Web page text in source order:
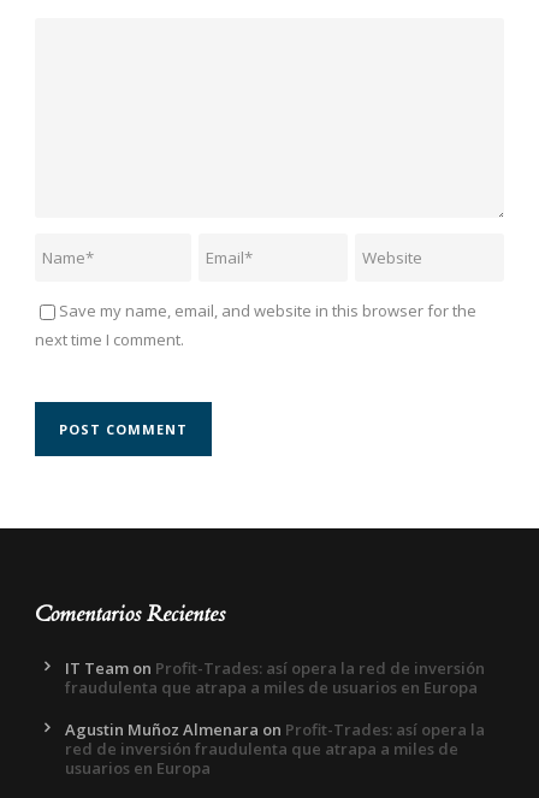
Save my name, email, and website in this browser for the
next time I comment.
Comentarios Recientes
IT Team on Profit-Trades: así opera la red de inversión
fraudulenta que atrapa a miles de usuarios en Europa
Agustin Muñoz Almenara on Profit-Trades: así opera la
red de inversión fraudulenta que atrapa a miles de
usuarios en Europa